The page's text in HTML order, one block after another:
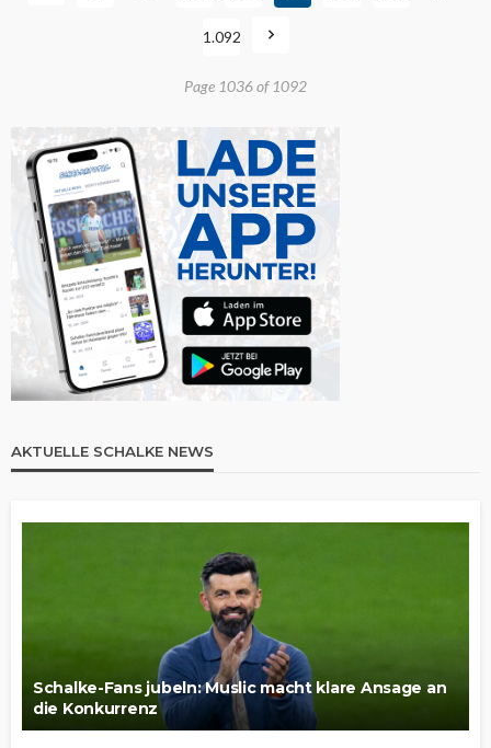
1.092
Page 1036 of 1092
AKTUELLE SCHALKE NEWS
Schalke-Fans jubeln: Muslic macht klare Ansage an
die Konkurrenz